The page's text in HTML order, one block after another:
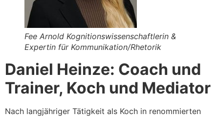
Fee Arnold Kognitionswissenschaftlerin &
Expertin für Kommunikation/Rhetorik
Daniel Heinze: Coach und
Trainer, Koch und Mediator
Nach langjähriger Tätigkeit als Koch in renommierten